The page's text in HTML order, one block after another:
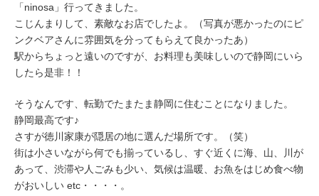
「ninosa」行ってきました。
こじんまりして、素敵なお店でしたよ。（写真が悪かったのにピ
ンクベアさんに雰囲気を分ってもらえて良かったあ）
駅からちょっと遠いのですが、お料理も美味しいので静岡にいら
したら是非！！
そうなんです、転勤でたまたま静岡に住むことになりました。
静岡最高です♪
さすが徳川家康が隠居の地に選んだ場所です。（笑）
街は小さいながら何でも揃っているし、すぐ近くに海、山、川が
あって、渋滞や人ごみも少い、気候は温暖、お魚をはじめ食べ物
がおいしい etc・・・・。